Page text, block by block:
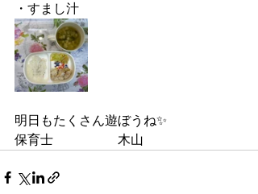
・すまし汁
明日もたくさん遊ぼうね✨
保育士　　　　　木山